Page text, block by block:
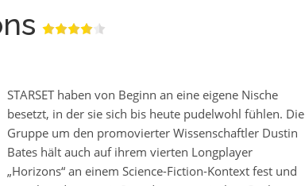
STARSET haben von Beginn an eine eigene Nische
besetzt, in der sie sich bis heute pudelwohl fühlen. Die
Gruppe um den promovierter Wissenschaftler Dustin
Bates hält auch auf ihrem vierten Longplayer
„Horizons“ an einem Science-Fiction-Kontext fest und